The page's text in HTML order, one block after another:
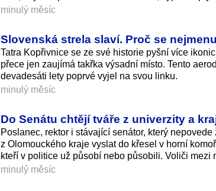
minulý měsíc
Slovenská strela slaví. Proč se
Tatra Kopřivnice se ze své historie pyšní více
přece jen zaujímá takřka výsadní místo. Tento
devadesáti lety poprvé vyjel na svou linku.
minulý měsíc
Do Senátu chtějí tváře z univerzity a
Poslanec, rektor i stávající senátor, který
z Olomouckého kraje vyslat do křesel v horní
kteří v politice už působí nebo působili. Voliči
minulý měsíc